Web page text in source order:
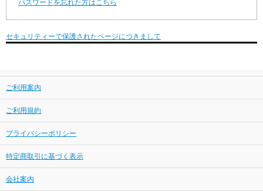
パスワードを忘れた方はこちら
セキュリティーで保護されたページにつきまして
ご利用案内
ご利用規約
プライバシーポリシー
特定商取引に基づく表示
会社案内